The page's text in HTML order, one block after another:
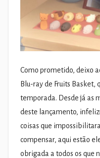
Como prometido, deixo
Blu-ray de Fruits Basket,
temporada. Desde já as
deste lançamento,
coisas que
compensar, aqui estão
obrigada a todos os que